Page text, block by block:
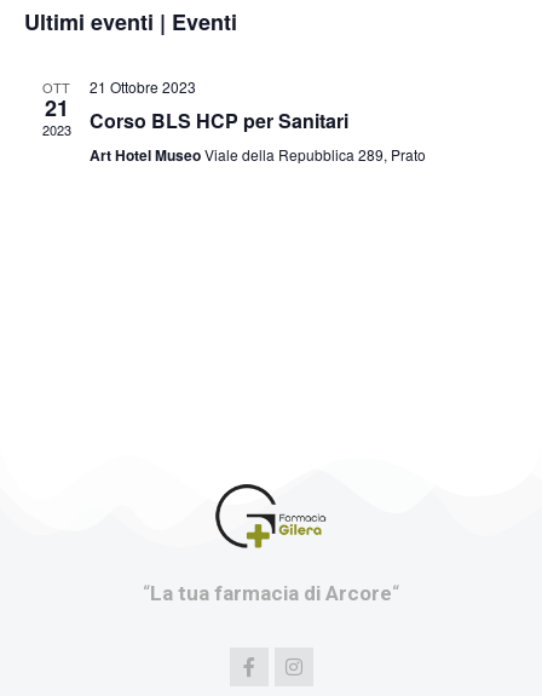
la
Ultimi eventi | Eventi
OTT
21
2023
21 Ottobre 2023
Corso BLS HCP per Sanitari
Art Hotel MuseoViale della Repubblica 289, Prato
“La tua farmacia di Arcore“